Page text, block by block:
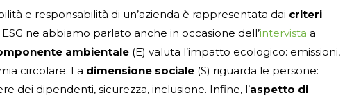
e responsabilità di un’azienda è rappresentata dai criteri
ne abbiamo parlato anche in occasione dell’intervista a
ambientale (E) valuta l’impatto ecologico: emissioni,
circolare. La dimensione sociale (S) riguarda le persone:
dei dipendenti, sicurezza, inclusione. Infine, l’aspetto di